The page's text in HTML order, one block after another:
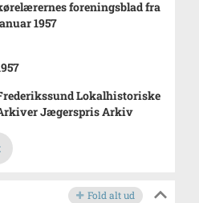
foreningsblad fra
1957
Lokalhistoriske
Jægerspris Arkiv
Fold alt ud